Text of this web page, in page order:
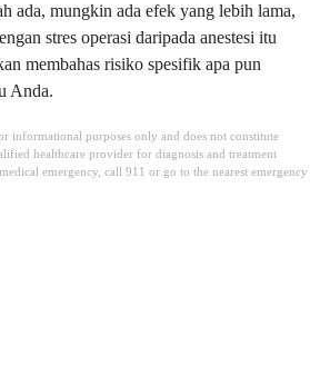
ada, mungkin ada efek yang lebih lama,
stres operasi daripada anestesi itu
membahas risiko spesifik apa pun
Anda.
informational purposes only and does not constitute
healthcare provider for diagnosis and treatment
emergency, call 911 or go to the nearest emergency